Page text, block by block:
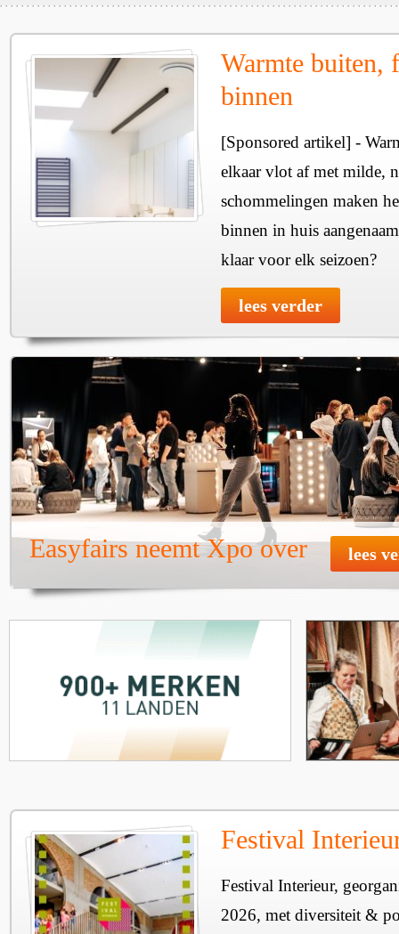
Warmte buiten,
binnen
[Sponsored artikel] -
elkaar vlot af met milde,
schommelingen maken
binnen in huis
klaar voor elk seizoen?
lees verder
Easyfairs neemt Xpo over lees
Festival
Festival Interieur,
2026, met diversiteit &